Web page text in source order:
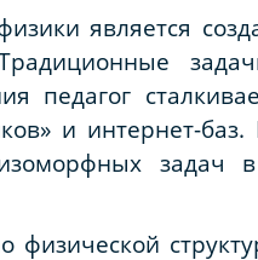
является
педагог
и интернет-
задач в
физической